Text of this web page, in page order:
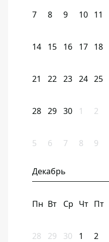
7 8 9 10 11
14 15 16 17 18
21 22 23 24 25
28 29 30 1 2
5 6 7 8 9
Декабрь
Пн Вт Ср Чт Пт
28 29 30 1 2